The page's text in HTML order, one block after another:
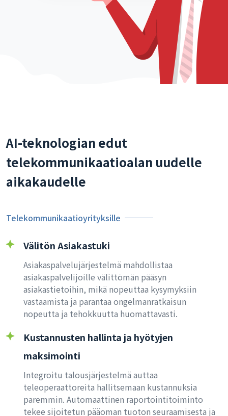
AI-teknologian edut
telekommunikaatioalan uudelle
aikakaudelle
Telekommunikaatioyrityksille
Välitön Asiakastuki
Asiakaspalvelujärjestelmä mahdollistaa
asiakaspalvelijoille välittömän pääsyn
asiakastietoihin, mikä nopeuttaa kysymyksiin
vastaamista ja parantaa ongelmanratkaisun
nopeutta ja tehokkuutta huomattavasti.
Kustannusten hallinta ja hyötyjen
maksimointi
Integroitu talousjärjestelmä auttaa
teleoperaattoreita hallitsemaan kustannuksia
paremmin. Automaattinen raportointitoiminto
tekee sijoitetun pääoman tuoton seuraamisesta ja